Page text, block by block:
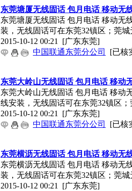
东莞塘厦无线固话 包月电话 移动无
东莞塘厦无线固话 包月电话 移动无
装，无线固话可在东莞32镇区；莞城
2015-10-12 00:21 [广东东莞]
中国联通东莞分公司
[已核
东莞大岭山无线固话 包月电话 移动
东莞大岭山无线固话 包月电话 移动
线安装，无线固话可在东莞32镇区；
2015-10-12 00:21 [广东东莞]
中国联通东莞分公司
[已核
东莞横沥无线固话 包月电话 移动无
东莞横沥无线固话 包月电话 移动无
装，无线固话可在东莞32镇区；莞城
2015-10-12 00:21 [广东东莞]